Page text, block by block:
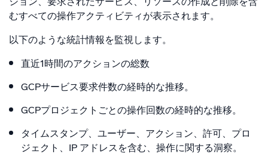
むすべての操作アクティビティが表示されます。
以下のような統計情報を監視します。
直近1時間のアクションの総数
GCPサービス要求件数の経時的な推移。
GCPプロジェクトごとの操作回数の経時的な推移。
タイムスタンプ、ユーザー、アクション、許可、プロ
ジェクト、IP アドレスを含む、操作に関する洞察。